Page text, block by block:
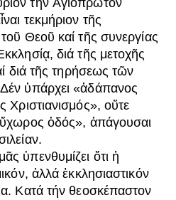
τήν Ἁγιόπρωτον
τεκμήριον τῆς
Θεοῦ καί τῆς συνεργίας
διά τῆς μετοχῆς
διά τῆς τηρήσεως τῶν
ὑπάρχει «ἀδάπανος
Χριστιανισμός», οὔτε
ὁδός», ἀπάγουσαι
ὑπενθυμίζει ὅτι ἡ
ἀλλά ἐκκλησιαστικόν
Κατά τήν θεοσκέπαστον